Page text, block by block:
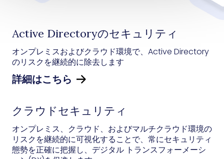
Active Directoryのセキュリティ
オンプレミスおよびクラウド環境で、Active Directory
のリスクを継続的に除去します
詳細はこちら
クラウドセキュリティ
オンプレミス、クラウド、およびマルチクラウド環境の
リスクを継続的に可視化することで、常にセキュリティ
態勢を正確に把握し、デジタル トランスフォーメーシ